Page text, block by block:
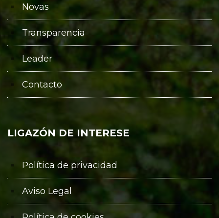
Novas
Transparencia
Leader
Contacto
LIGAZÓN DE INTERESE
Política de privacidad
Aviso Legal